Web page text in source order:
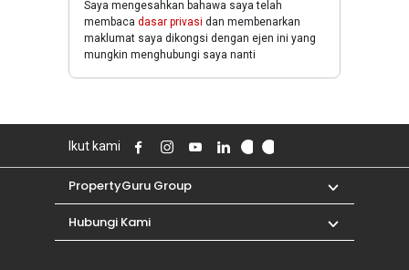
Saya mengesahkan bahawa saya telah
membaca dasar privasi dan membenarkan
maklumat saya dikongsi dengan ejen ini yang
mungkin menghubungi saya nanti
Ikut kami
PropertyGuru Group
Hubungi Kami